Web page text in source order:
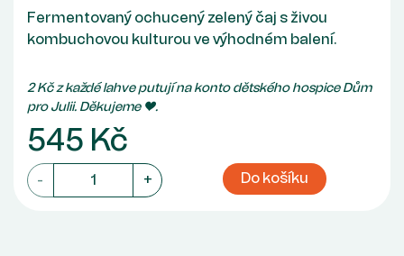
Fermentovaný ochucený zelený čaj s živou
kombuchovou kulturou ve výhodném balení.
2 Kč z každé lahve putují na konto dětského hospice Dům
pro Julii. Děkujeme ♥.
545 Kč
- + Do košíku